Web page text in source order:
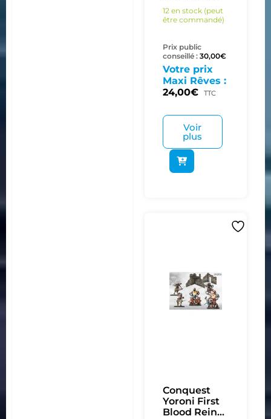
12 en stock (peut
être commandé)
Prix public
conseillé : 30,00€
Votre prix
Maxi Rêves :
24,00€ TTC
Voir
plus
Conquest
Yoroni First
Blood Rein...